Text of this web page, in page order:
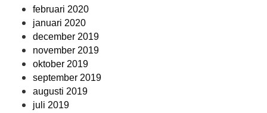
februari 2020
januari 2020
december 2019
november 2019
oktober 2019
september 2019
augusti 2019
juli 2019